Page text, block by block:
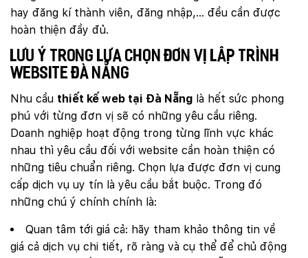
hay đăng kí thành viên, đăng nhập,… đều cần được
hoàn thiện đầy đủ.
Lưu ý trong lựa chọn đơn vị lập trình
website Đà Nẵng
Nhu cầu thiết kế web tại Đà Nẵng là hết sức phong
phú với từng đơn vị sẽ có những yêu cầu riêng.
Doanh nghiệp hoạt động trong từng lĩnh vực khác
nhau thì yêu cầu đối với website cần hoàn thiện có
những tiêu chuẩn riêng. Chọn lựa được đơn vị cung
cấp dịch vụ uy tín là yêu cầu bắt buộc. Trong đó
những chú ý chính chính là:
Quan tâm tới giá cả: hãy tham khảo thông tin về
giá cả dịch vụ chi tiết, rõ ràng và cụ thể để chủ động